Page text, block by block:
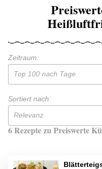
Zeitraum:
Top 100 nach Tage
Sortiert nach:
Relevanz
6 Rezepte zu Preiswerte